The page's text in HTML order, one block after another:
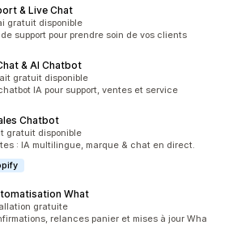
& Live Chat
gratuit disponible
support pour prendre soin de vos clients
& AI Chatbot
gratuit disponible
IA pour support, ventes et service
Chatbot
gratuit disponible
: IA multilingue, marque & chat en direct.
What
gratuite
relances panier et mises à jour Wha